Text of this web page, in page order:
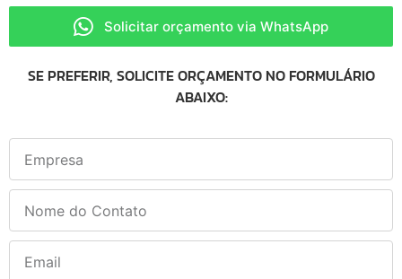
Solicitar orçamento via WhatsApp
SE PREFERIR, SOLICITE ORÇAMENTO NO FORMULÁRIO
ABAIXO: